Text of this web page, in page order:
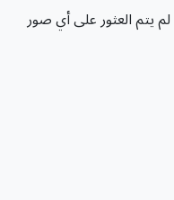
لم يتم العثور على أي صور